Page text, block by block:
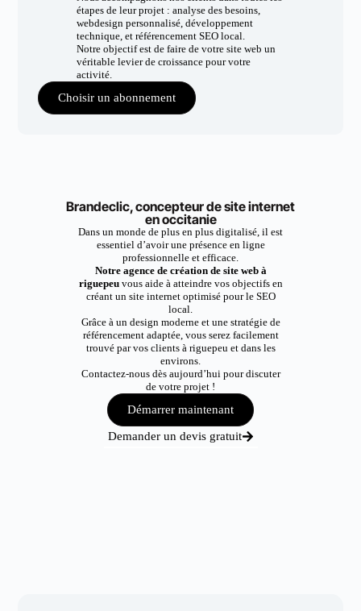
étapes de leur projet : analyse des besoins,
webdesign personnalisé, développement
technique, et référencement SEO local.
Notre objectif est de faire de votre site web un
véritable levier de croissance pour votre
activité.
Choisir un abonnement
Brandeclic, concepteur de site internet
en occitanie
Dans un monde de plus en plus digitalisé, il est
essentiel d’avoir une présence en ligne
professionnelle et efficace.
Notre agence de création de site web à
riguepeuvous aide à atteindre vos objectifs en
créant un site internet optimisé pour le SEO
local.
Grâce à un design moderne et une stratégie de
référencement adaptée, vous serez facilement
trouvé par vos clients à riguepeu et dans les
environs.
Contactez-nous dès aujourd’hui pour discuter
de votre projet !
Démarrer maintenant
Demander un devis gratuit